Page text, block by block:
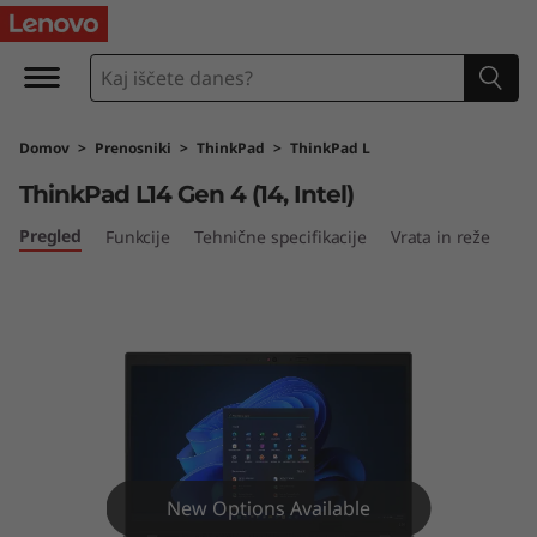
T
h
n
k
Domov > Prenosniki > ThinkPad > ThinkPad L
ThinkPad L14 Gen 4 (14, Intel)
Pregled Funkcije Tehnične specifikacije Vrata in reže
New Options Available